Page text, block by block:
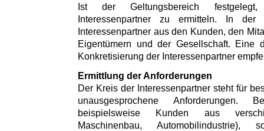
Ist der Geltungsbereich
Interessenpartner zu ermitteln. In
Interessenpartner aus den Kunden, den
Eigentümern und der Gesellschaft. Eine
Konkretisierung der Interessenpartner
Ermittlung der Anforderungen
Der Kreis der Interessenpartner steht für
unausgesprochene Anforderungen.
beispielsweise Kunden aus
Maschinenbau,